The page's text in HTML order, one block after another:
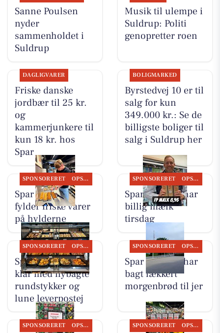
Sanne Poulsen
nyder
sammenholdet i
Suldrup
Musik til ulempe i
Suldrup: Politi
genopretter roen
DAGLIGVARER
Friske danske
jordbær til 25 kr.
og
kammerjunkere til
kun 18 kr. hos
Spar
BOLIGMARKED
Byrstedvej 10 er til
salg for kun
349.000 kr.: Se de
billigste boliger til
salg i Suldrup her
SPONSORERET OPSLAGSTAVLEN
Spar Suldrup
fylder friske varer
på hylderne
SPONSORERET OPSLAGSTAVLEN
Spar Suldrup har
billig mælk
tirsdag
SPONSORERET OPSLAGSTAVLEN
Spar Suldrup er
klar med nybagte
rundstykker og
lune leverpostej
SPONSORERET OPSLAGSTAVLEN
Spar Suldrup har
bagt lækkert
morgenbrød til jer
SPONSORERET OPSLAGSTAVLEN SPONSORERET OPSLAGSTAVLEN